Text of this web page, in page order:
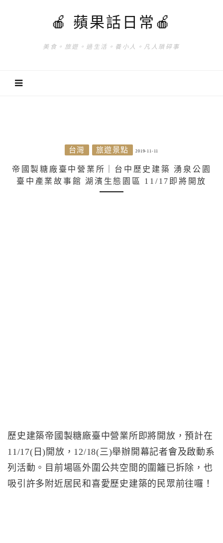
🍎 蘋果話日常🍎
美食。旅遊。過生活。養小人。凡人瑣碎事
台灣 旅遊景點 2019-11-11
帝國製糖廠臺中營業所｜台中歷史建築 湧泉公園
臺中產業故事館 湖濱生態園區 11/17即將開放
歷史建築帝國製糖廠臺中營業所即將開放，預計在
11/17(日)開放，12/18(三)舉辦開幕記者會及啟動系
列活動。目前場區外圍公共空間的圍籬已拆除，也
吸引許多附近居民和喜愛歷史建築的民眾前往囉！